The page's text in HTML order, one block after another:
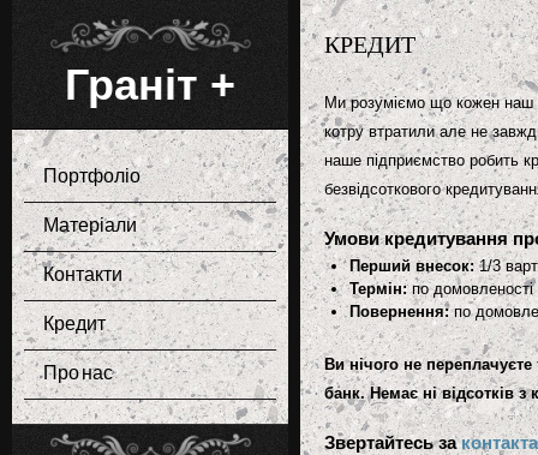
Граніт +
Портфоліо
Матеріали
Контакти
Кредит
Про нас
КРЕДИТ
Ми розуміємо що кожен наш
котру втратили але не
наше підприємство робить
безвідсоткового
Умови кредитування
Перший внесок:1/3
Термін:по домовленості
Повернення:по
Ви нічого не
банк. Немає ні відсотків
Звертайтесь за